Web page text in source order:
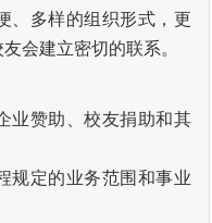
、多样的组织形式，更
会建立密切的联系。
业赞助、校友捐助和其
规定的业务范围和事业